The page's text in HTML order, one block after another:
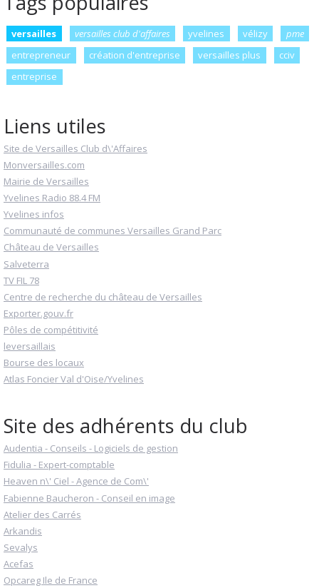
versailles versailles club d'affaires yvelines vélizy
pme
entrepreneur
création d'entreprise versailles plus
cciv
entreprise
Liens utiles
Site de Versailles Club d\'Affaires
Monversailles.com
Mairie de Versailles
Yvelines Radio 88.4 FM
Yvelines infos
Communauté de communes Versailles Grand Parc
Château de Versailles
Salveterra
TV FIL 78
Centre de recherche du château de Versailles
Exporter.gouv.fr
Pôles de compétitivité
leversaillais
Bourse des locaux
Atlas Foncier Val d'Oise/Yvelines
Site des adhérents du club
Audentia - Conseils - Logiciels de gestion
Fidulia - Expert-comptable
Heaven n\' Ciel - Agence de Com\'
Fabienne Baucheron - Conseil en image
Atelier des Carrés
Arkandis
Sevalys
Acefas
Opcareg Ile de France